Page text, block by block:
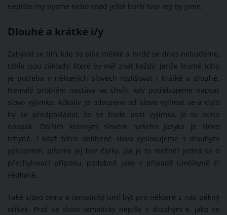
nepište my bysme nebo snad ještě horší tvar my by jsme.
Dlouhé a krátké i/y
Zabývat se tím, kde se píše měkké a tvrdé se dnes nebudeme,
tohle jsou základy, které by měl znát každý. Jenže kromě toho
je potřeba v některých slovech rozlišovat i krátké a dlouhé.
Nemalý problém nastává ve chvíli, kdy potřebujeme napsat
slovo výjimka. Ačkoliv je odvozeno od slova vyjímat se a dalo
by se předpokládat, že se bude psát vyjímka, je to zcela
naopak. Dalším krásným slovem našeho jazyka je slovo
tchyně. I když tohle oblíbené slovo vyslovujeme s dlouhým
ypsilonem, píšeme jej bez čárky. Jak je to možné? Jedná se o
přechylovací příponu, podobně jako v případě umělkyně či
vědkyně.
Také slovo téma a tematický umí být pro některé z nás pěkný
oříšek. Proč se slovo tematický nepíše s dlouhým é, jako ve